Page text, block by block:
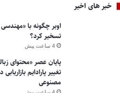
خبر های اخیر
اوبر چگونه با «مهندسی
تسخیر کرد؟
4 ساعت پیش
تغییر پارادایم
مصنوعی